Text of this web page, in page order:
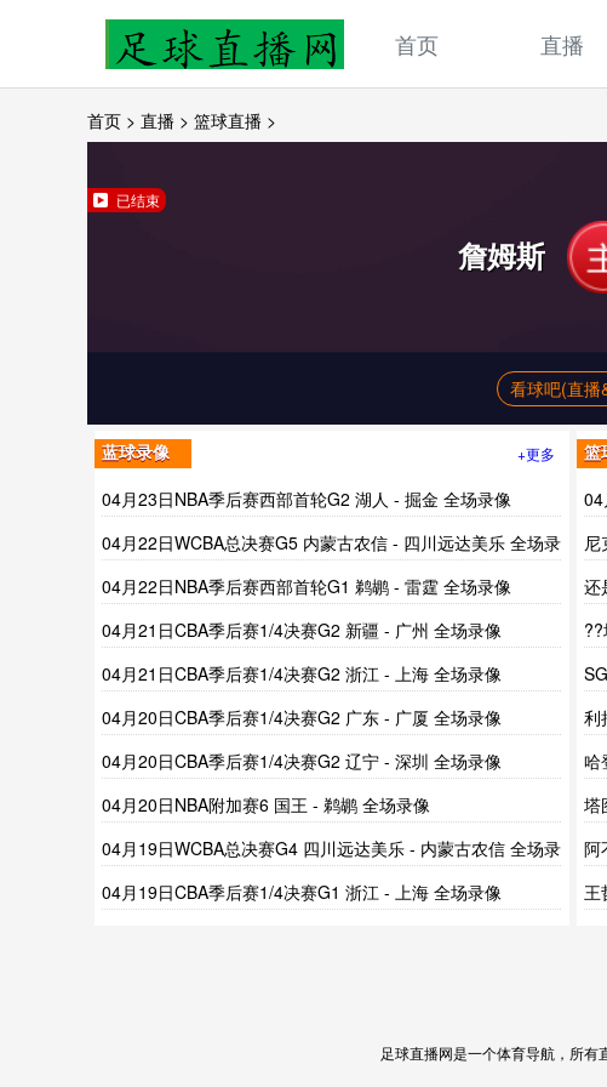
首页 直播
首页 > 直播 > 篮球直播 >
已结束
詹姆斯
看球吧(直播
蓝球录像 +更多
04月23日NBA季后赛西部首轮G2 湖人 - 掘金 全场录像
04月22日WCBA总决赛G5 内蒙古农信 - 四川远达美乐 全场录
像
04月22日NBA季后赛西部首轮G1 鹈鹕 - 雷霆 全场录像
04月21日CBA季后赛1/4决赛G2 新疆 - 广州 全场录像
04月21日CBA季后赛1/4决赛G2 浙江 - 上海 全场录像
04月20日CBA季后赛1/4决赛G2 广东 - 广厦 全场录像
04月20日CBA季后赛1/4决赛G2 辽宁 - 深圳 全场录像
04月20日NBA附加赛6 国王 - 鹈鹕 全场录像
04月19日WCBA总决赛G4 四川远达美乐 - 内蒙古农信 全场录
像
04月19日CBA季后赛1/4决赛G1 浙江 - 上海 全场录像
篮
尼
分
还
术
冕
利
头
哈
侠
塔
红
阿
王
足球直播网是一个体育导航，所有